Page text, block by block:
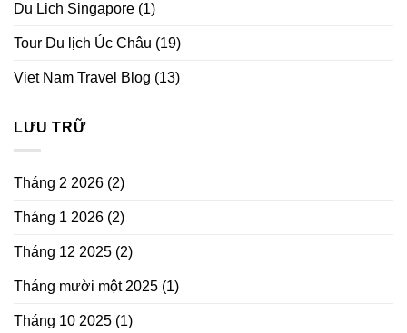
Du Lịch Singapore (1)
Tour Du lịch Úc Châu (19)
Viet Nam Travel Blog (13)
LƯU TRỮ
Tháng 2 2026 (2)
Tháng 1 2026 (2)
Tháng 12 2025 (2)
Tháng mười một 2025 (1)
Tháng 10 2025 (1)